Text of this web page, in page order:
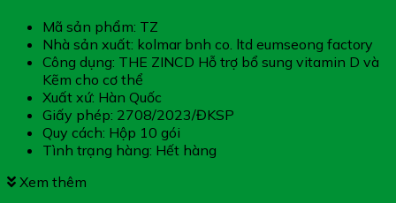
Mã sản phẩm: TZ
Nhà sản xuất: kolmar bnh co. ltd eumseong factory
Công dụng: THE ZINCD Hỗ trợ bổ sung vitamin D và
Kẽm cho cơ thể
Xuất xứ: Hàn Quốc
Giấy phép: 2708/2023/ĐKSP
Quy cách: Hộp 10 gói
Tình trạng hàng: Hết hàng
Xem thêm